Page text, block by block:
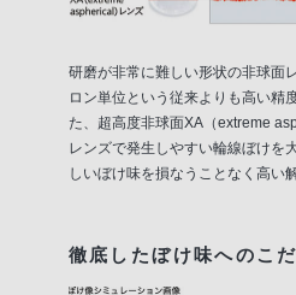
研磨が非常に難しい形状の非球面
ロン単位という従来よりも高い精
た、超高度非球面XA（extreme
レンズで発生しやすい輪線ぼけを
しいぼけ味を損なうことなく高い
徹底したぼけ味へのこ